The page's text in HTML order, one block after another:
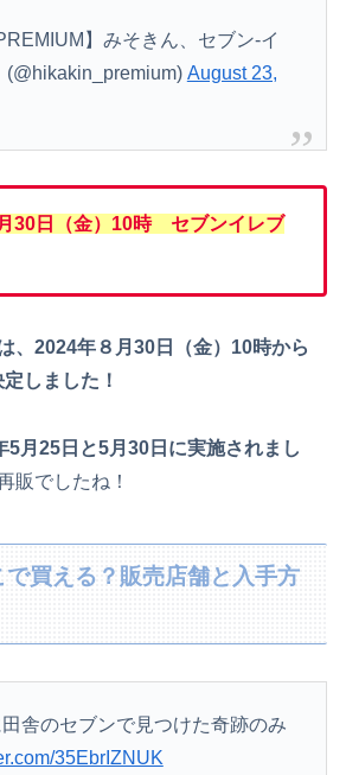
】みそきん、セブン‐イ
(@hikakin_premium) August 23,
30日（金）10時 セブンイレブ
、2024年８月30日（金）10時から
しました！
5月25日と5月30日に実施されまし
販でしたね！
買える？販売店舗と入手方
舎のセブンで見つけた奇跡のみ
35EbrIZNUK